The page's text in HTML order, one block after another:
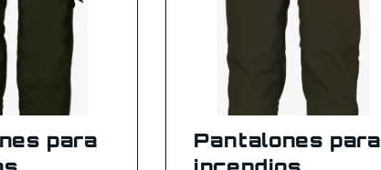
para
Pantalones para